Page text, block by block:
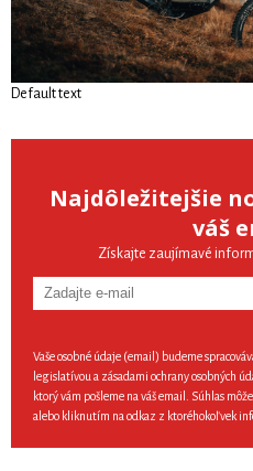
Default text
Najdôležitejšie
váš
Získajte zaujímavé
Vaše osobné údaje (email) budeme
legislatívou a zásadami ochrany osobných
ktorý vám pošleme na váš email. Súhlas
alebo kliknutím na odkaz z ktoréhokoľvek